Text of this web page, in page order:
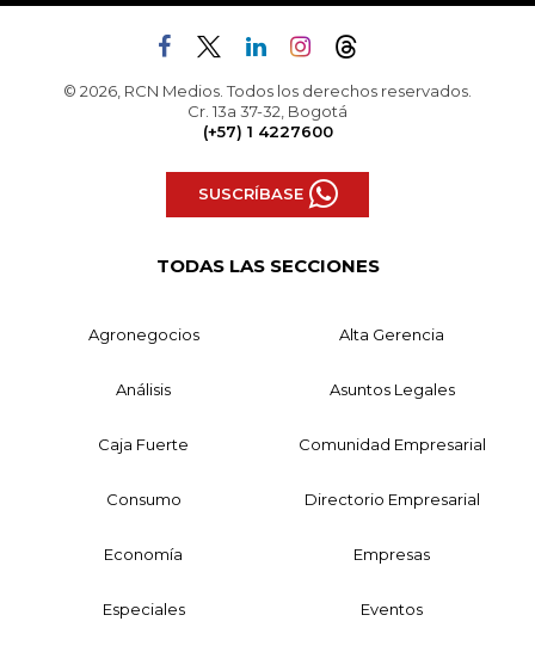
© 2026, RCN Medios. Todos los derechos reservados.
Cr. 13a 37-32, Bogotá
(+57) 1 4227600
SUSCRÍBASE
TODAS LAS SECCIONES
Agronegocios Alta Gerencia
Análisis Asuntos Legales
Caja Fuerte Comunidad Empresarial
Consumo Directorio Empresarial
Economía Empresas
Especiales Eventos